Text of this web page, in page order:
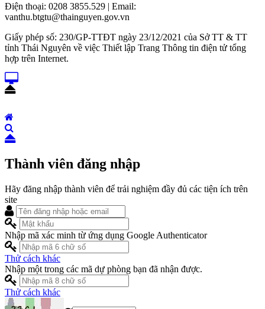
Điện thoại: 0208 3855.529 | Email:
vanthu.btgtu@thainguyen.gov.vn
Giấy phép số: 230/GP-TTĐT ngày 23/12/2021 của Sở TT & TT
tỉnh Thái Nguyên về việc Thiết lập Trang Thông tin điện tử tổng
hợp trên Internet.
Thành viên đăng nhập
Hãy đăng nhập thành viên để trải nghiệm đầy đủ các tiện ích trên
site
Nhập mã xác minh từ ứng dụng Google Authenticator
Thử cách khác
Nhập một trong các mã dự phòng bạn đã nhận được.
Thử cách khác